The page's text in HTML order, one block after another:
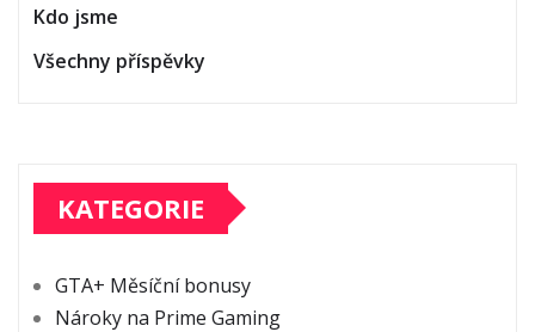
Kdo jsme
Všechny příspěvky
KATEGORIE
GTA+ Měsíční bonusy
Nároky na Prime Gaming